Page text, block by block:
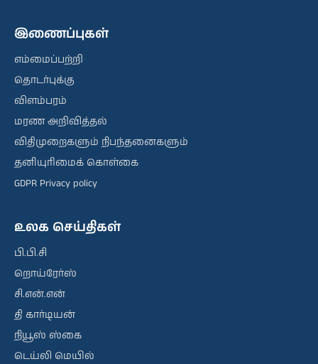
இணைப்புகள்
எம்மைப்பற்றி
தொடர்புக்கு
விளம்பரம்
மரண அறிவித்தல்
விதிமுறைகளும் நிபந்தனைகளும்
தனியுரிமைக் கொள்கை
GDPR Privacy policy
உலக செய்திகள்
பி.பி.சி
றொய்ரேர்ஸ்
சி.என்.என்
தி கார்டியன்
நியூஸ் ஸ்கை
டெய்லி மெயில்